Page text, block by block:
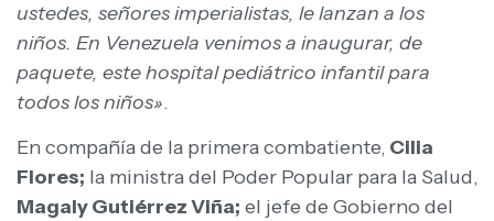
ustedes, señores imperialistas, le lanzan a los
niños. En Venezuela venimos a inaugurar, de
paquete, este hospital pediátrico infantil para
todos los niños».
En compañía de la primera combatiente, Cilia
Flores; la ministra del Poder Popular para la Salud,
Magaly Gutiérrez Viña; el jefe de Gobierno del